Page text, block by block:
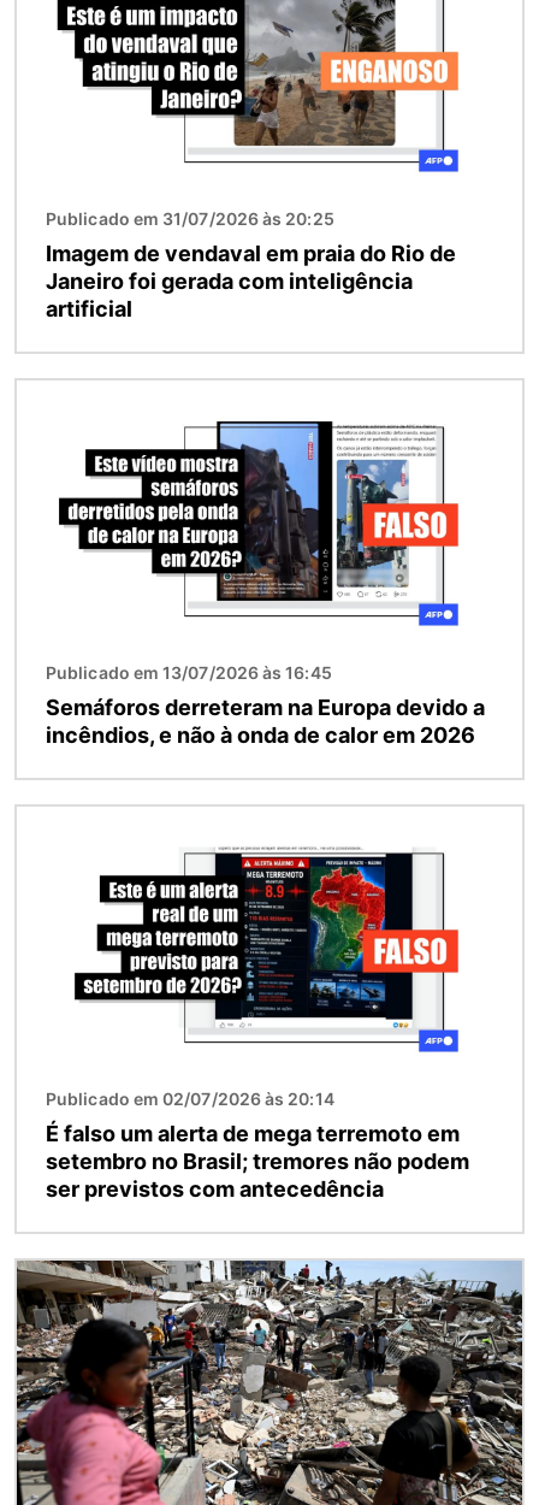
Publicado em 31/07/2026 às 20:25
Imagem de vendaval em praia do Rio de
Janeiro foi gerada com inteligência
artificial
Publicado em 13/07/2026 às 16:45
Semáforos derreteram na Europa devido a
incêndios, e não à onda de calor em 2026
Publicado em 02/07/2026 às 20:14
É falso um alerta de mega terremoto em
setembro no Brasil; tremores não podem
ser previstos com antecedência
Imagem